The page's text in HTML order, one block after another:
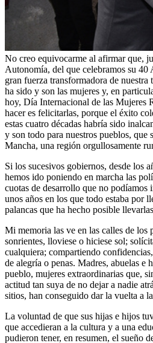
No creo equivocarme al afirmar que,
Autonomía, del que celebramos su 40
gran fuerza transformadora de
ha sido y son las mujeres y, en
hoy, Día Internacional de las Mujeres
hacer es felicitarlas, porque el éxito
estas cuatro décadas habría sido
y son todo para nuestros pueblos, que
Mancha, una región orgullosamente
Si los sucesivos gobiernos, desde los
hemos ido poniendo en marcha las
cuotas de desarrollo que no podíamos
unos años en los que todo estaba por
palancas que ha hecho posible
Mi memoria las ve en las calles de los
sonrientes, lloviese o hiciese sol;
cualquiera; compartiendo
de alegría o penas. Madres, abuelas e
pueblo, mujeres extraordinarias que,
actitud tan suya de no dejar a nadie
sitios, han conseguido dar la vuelta a
La voluntad de que sus hijas e hijos
que accedieran a la cultura y a una
pudieron tener, en resumen, el sueño